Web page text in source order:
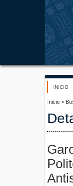
INICIO
Inicio >